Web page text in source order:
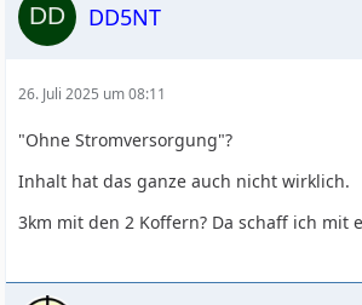
DD5NT
26. Juli 2025 um 08:11
"Ohne Stromversorgung"?
Inhalt hat das ganze auch nicht wirklich.
3km mit den 2 Koffern? Da schaff ich mit